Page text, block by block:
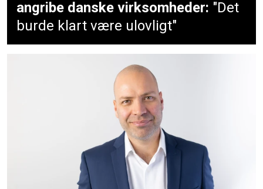
angribe danske virksomheder: "Det
burde klart være ulovligt"